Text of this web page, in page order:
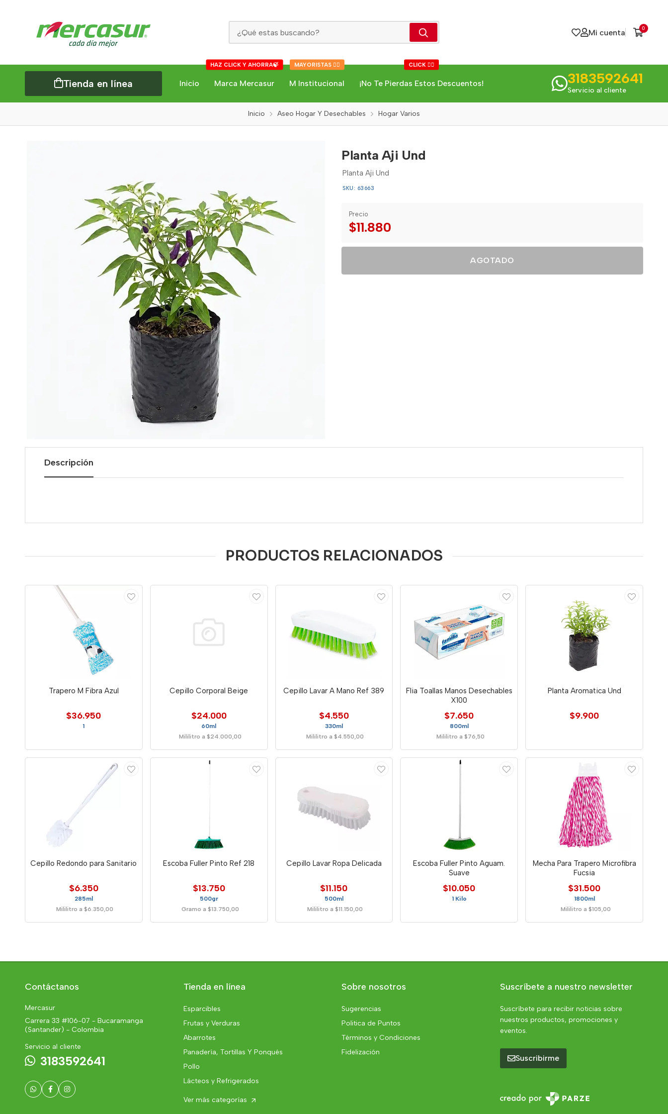
Mi cuenta 0
Tienda en línea Inicio Marca Mercasur
HAZ CLICK Y AHORRA🍃
M Institucional
MAYORISTAS 👇🏻
¡No Te Pierdas Estos Descuentos!
CLICK 👇🏻
3183592641
Servicio al cliente
Inicio Aseo Hogar Y Desechables Hogar Varios
Planta Aji Und
Planta Aji Und
SKU: 63663
Precio
$11.880
AGOTADO
Descripción
PRODUCTOS RELACIONADOS
Trapero M Fibra Azul
$36.950
1
Cepillo Corporal Beige
$24.000
60ml
Mililitro a $24.000,00
Cepillo Lavar A Mano Ref 389
$4.550
330ml
Mililitro a $4.550,00
Flia Toallas Manos Desechables
X100
$7.650
800ml
Mililitro a $76,50
Planta Aromatica Und
$9.900
Cepillo Redondo para Sanitario
$6.350
285ml
Mililitro a $6.350,00
Escoba Fuller Pinto Ref 218
$13.750
500gr
Gramo a $13.750,00
Cepillo Lavar Ropa Delicada
$11.150
500ml
Mililitro a $11.150,00
Escoba Fuller Pinto Aguam.
Suave
$10.050
1 Kilo
Mecha Para Trapero Microfibra
Fucsia
$31.500
1800ml
Mililitro a $105,00
Contáctanos
Mercasur
Carrera 33 #106-07 - Bucaramanga
(Santander) - Colombia
Servicio al cliente
3183592641
Tienda en línea
Esparcibles
Frutas y Verduras
Abarrotes
Panadería, Tortillas Y Ponqués
Pollo
Lácteos y Refrigerados
Ver más categorías
Sobre nosotros
Sugerencias
Politica de Puntos
Términos y Condiciones
Fidelización
Suscríbete a nuestro newsletter
Suscríbete para recibir noticias sobre
nuestros productos, promociones y
eventos.
Suscribirme